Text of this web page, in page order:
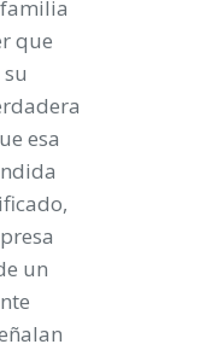
que
esa
un